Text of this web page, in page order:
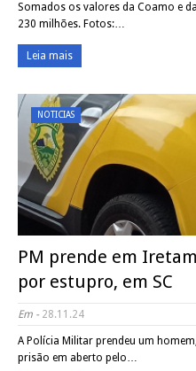
Somados os valores da Coamo e
230 milhões. Fotos:…
Leia mais
NOTICIAS
PM prende em
por estupro, em SC
Em - 28.11.24
A Polícia Militar prendeu um
prisão em aberto pelo…